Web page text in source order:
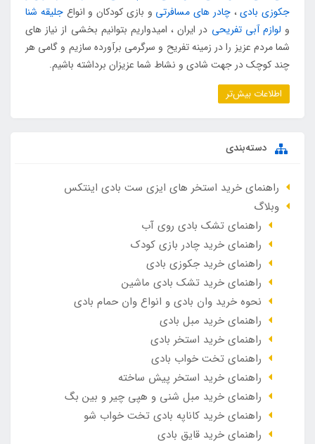
جکوزی بادی،چادر های مسافرتی و بازی کودکان و انواعجلیقه شنا
و لوازم آبی تفریحی در ایران ، امیدواریم بتوانیم بخشی از نیاز های
شما مردم عزیز را در زمینه تفریح و سرگرمی برآورده سازیم و گامی هر
چند کوچک در جهت شادی و نشاط شما عزیزان برداشته باشیم.
اطلاعات بیش‌تر
دسته‌بندی
راهنمای خرید استخر های ایزی ست بادی اینتکس
وبلاگ
راهنمای تشک بادی روی آب
راهنمای خرید چادر بازی کودک
راهنمای خرید جکوزی بادی
راهنمای خرید تشک بادی ماشین
نحوه خرید وان بادی و انواع وان حمام بادی
راهنمای خرید مبل بادی
راهنمای خرید استخر بادی
راهنمای تخت خواب بادی
راهنمای خرید استخر پیش ساخته
راهنمای خرید مبل شنی و هپی چیر و بین بگ
راهنمای خرید کاناپه بادی تخت خواب شو
راهنمای خرید قایق بادی